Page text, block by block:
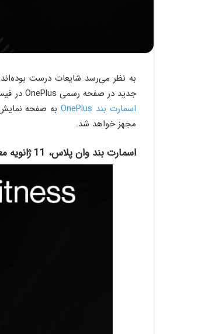
به نظر می‌رسد شایعات درست
جدید در صفحه رسمی OnePlus در فیس بوک قرار گرفته، بدون اینکه جزئیات زیادی از مشخصات و قیمت آن ارائه شود.
اسمارت بند OnePlus
مجهز خواهد شد.
اسمارت بند وان‌ پلاس، 11 ژانویه معرفی می‌شود